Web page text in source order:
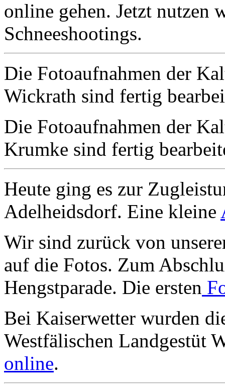
online gehen. Jetzt nutzen
Schneeshootings.
Die Fotoaufnahmen der
Wickrath sind fertig
Die Fotoaufnahmen der
Krumke sind fertig
Heute ging es zur
Adelheidsdorf. Eine kleine
Wir sind zurück von
auf die Fotos. Zum
Hengstparade. Die ersten
Bei Kaiserwetter wurden
Westfälischen Landgestüt
online.